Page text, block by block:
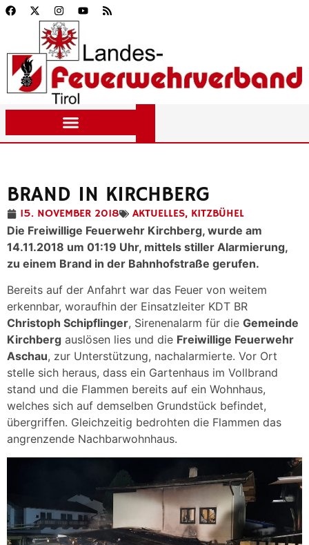
BRAND IN KIRCHBERG
15. NOVEMBER 2018 AKTUELLES, KITZBÜHEL
Die Freiwillige Feuerwehr Kirchberg, wurde am
14.11.2018 um 01:19 Uhr, mittels stiller Alarmierung,
zu einem Brand in der Bahnhofstraße gerufen.
Bereits auf der Anfahrt war das Feuer von weitem
erkennbar, woraufhin der Einsatzleiter KDT BR
Christoph Schipflinger, Sirenenalarm für die Gemeinde
Kirchberg auslösen lies und die Freiwillige Feuerwehr
Aschau, zur Unterstützung, nachalarmierte. Vor Ort
stelle sich heraus, dass ein Gartenhaus im Vollbrand
stand und die Flammen bereits auf ein Wohnhaus,
welches sich auf demselben Grundstück befindet,
übergriffen. Gleichzeitig bedrohten die Flammen das
angrenzende Nachbarwohnhaus.